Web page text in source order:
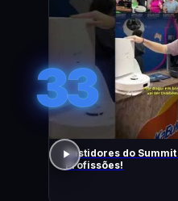
33
Bastidores do
Profissões!